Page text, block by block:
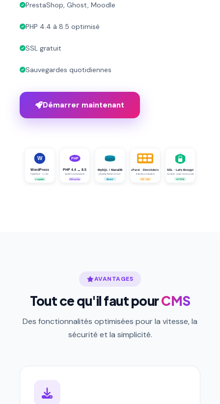
PrestaShop, Ghost, Moodle
PHP 4.4 à 8.5 optimisé
SSL gratuit
Sauvegardes quotidiennes
Démarrer maintenant
AVANTAGES
Tout ce qu'il faut pourCMS
Des fonctionnalités optimisées pour la vitesse, la
sécurité et la simplicité.